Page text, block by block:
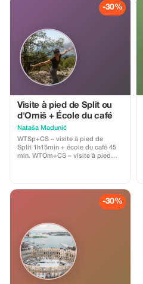
-30%
Visite à pied de Split ou
d'Omiš + École du café
Nataša Madunić
WTSp+CS – visite à pied de
Split 1h15min + école du café 45
min. WTOm+CS – visite à pied
visite à pied d’Omiš 45 min,
transport en autobus jusqu’à Split
1 h, visite à pied de Split 1h15min
-30%